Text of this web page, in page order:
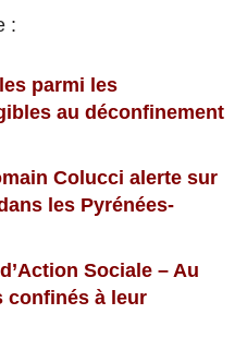
:
parmi les
au déconfinement
Colucci alerte sur
les Pyrénées-
Sociale – Au
confinés à leur